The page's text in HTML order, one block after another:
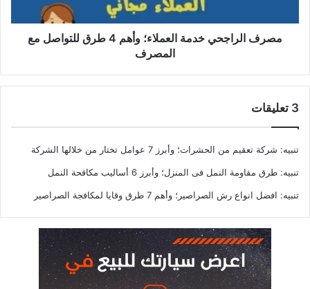
مع
المصرف
مصرف الراجحي خدمة العملاء؛ وأهم 4 طرق للتواصل مع
المصرف
‫3 تعليقات
تنبيه: شركة تعقيم من الحشرات؛ وأبرز 7 عوامل تختار من خلالها الشركة
تنبيه: طرق مقاومة النمل فى المنزل؛ وأبرز 6 أساليب مكافحة النمل
تنبيه: افضل انواع رش الصراصير؛ وأهم 7 طرق وقايا لمكافجة الصراصير